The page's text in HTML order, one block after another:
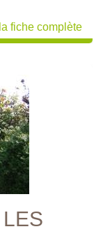
fiche complète